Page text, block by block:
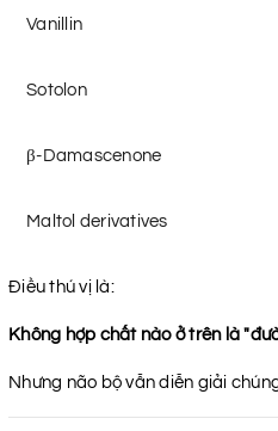
Vanillin
Sotolon
β-Damascenone
Maltol derivatives
Điều thú vị là:
Không hợp chất nào ở trên là
Nhưng não bộ vẫn diễn giải